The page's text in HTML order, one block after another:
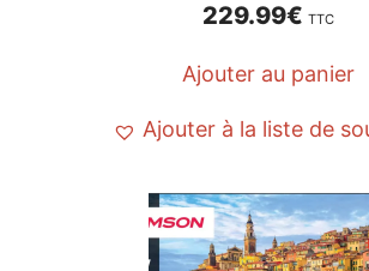
229.99€ TTC
Ajouter au panier
Ajouter à la liste de